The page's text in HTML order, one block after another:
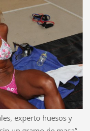
experto huesos y